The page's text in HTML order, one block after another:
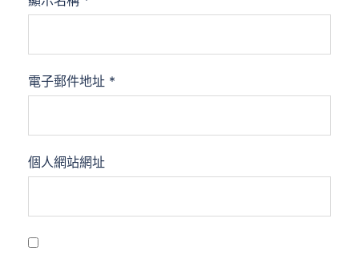
電子郵件地址 *
個人網站網址